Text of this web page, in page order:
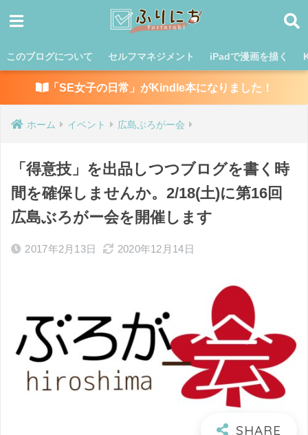
このブログについて セルフマネジメント iPadで漫画を描く
「SE女子の日常」がKindle本になりました！
ホーム イベント 広島ぶろがー会
「得意技」を出品しつつブログを書く時
間を確保しませんか。2/18(土)に第16回
広島ぶろがー会を開催します
2017年2月13日 2020年12月14日